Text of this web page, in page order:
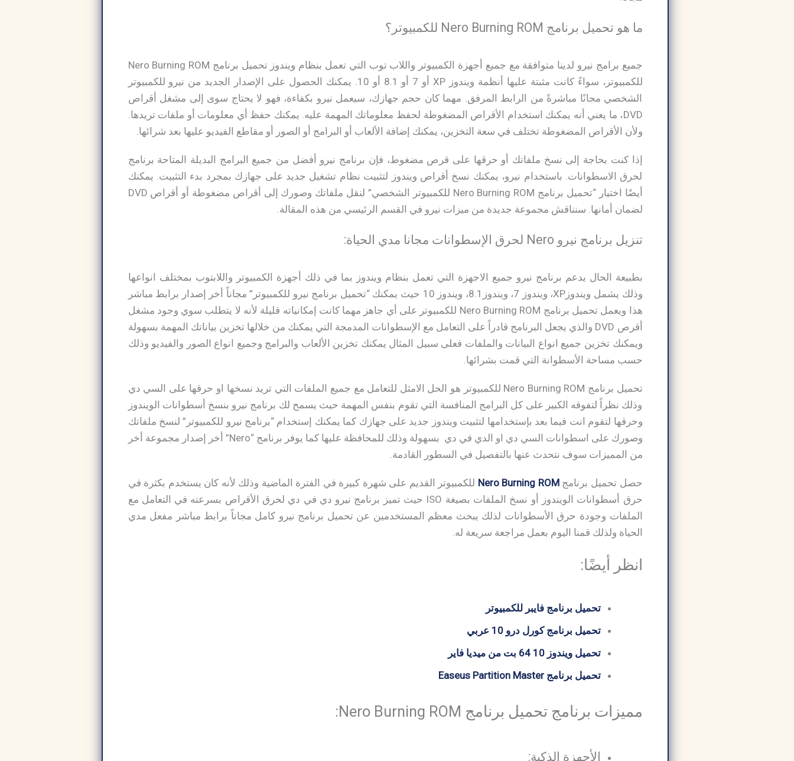
ما هو تحميل برنامج Nero Burning ROM للكمبيوتر؟
جميع برامج نيرو لدينا متوافقة مع جميع أجهزة الكمبيوتر واللاب توب التي تعمل بنظام ويندوز تحميل برنامج Nero Burning ROM
للكمبيوتر، سواءً كانت مثبتة عليها أنظمة ويندوز XP أو 7 أو 8.1 أو 10. يمكنك الحصول على الإصدار الجديد من نيرو للكمبيوتر
الشخصي مجانًا مباشرةً من الرابط المرفق. مهما كان حجم جهازك، سيعمل نيرو بكفاءة، فهو لا يحتاج سوى إلى مشغل أقراص
DVD، ما يعني أنه يمكنك استخدام الأقراص المضغوطة لحفظ معلوماتك المهمة عليه. يمكنك حفظ أي معلومات أو ملفات تريدها.
ولأن الأقراص المضغوطة تختلف في سعة التخزين، يمكنك إضافة الألعاب أو البرامج أو الصور أو مقاطع الفيديو عليها بعد شرائها.
إذا كنت بحاجة إلى نسخ ملفاتك أو حرقها على قرص مضغوط، فإن برنامج نيرو أفضل من جميع البرامج البديلة المتاحة برنامج
لحرق الاسطوانات. باستخدام نيرو، يمكنك نسخ أقراص ويندوز لتثبيت نظام تشغيل جديد على جهازك بمجرد بدء التثبيت. يمكنك
أيضًا اختيار “تحميل برنامج Nero Burning ROM للكمبيوتر الشخصي” لنقل ملفاتك وصورك إلى أقراص مضغوطة أو أقراص DVD
لضمان أمانها. سنناقش مجموعة جديدة من ميزات نيرو في القسم الرئيسي من هذه المقالة.
تنزيل برنامج نيرو Nero لحرق الإسطوانات مجانا مدي الحياة:
بطبيعة الحال يدعم برنامج نيرو جميع الاجهزة التي تعمل بنظام ويندوز بما في ذلك أجهزة الكمبيوتر واللابتوب بمختلف انواعها
وذلك يشمل ويندوزXP، ويندوز 7، ويندوز8.1، ويندوز 10 حيث يمكنك “تحميل برنامج نيرو للكمبيوتر” مجاناً أخر إصدار برابط مباشر
هذا ويعمل تحميل برنامج Nero Burning ROM للكمبيوتر على أي جاهز مهما كانت إمكانياته قليلة لأنه لا يتطلب سوي وجود مشغل
أقرص DVD والذي يجعل البرنامج قادراً على التعامل مع الإسطوانات المدمجة التي يمكنك من خلالها تخزين بياناتك المهمة بسهولة
ويمكنك تخزين جميع انواع البيانات والملفات فعلى سبيل المثال يمكنك تخزين الألعاب والبرامج وجميع انواع الصور والفيديو وذلك
حسب مساحة الأسطوانة التي قمت بشرائها.
تحميل برنامج Nero Burning ROM للكمبيوتر هو الحل الامثل للتعامل مع جميع الملفات التي تريد نسخها او حرقها على السي دي
وذلك نظراً لتفوقه الكبير على كل البرامج المنافسة التي تقوم بنفس المهمة حيث يسمح لك برنامج نيرو بنسخ أسطوانات الويندوز
وحرقها لتقوم انت فيما بعد بإستخدامها لتثبيت ويندوز جديد على جهازك كما يمكنك إستخدام “برنامج نيرو للكمبيوتر” لنسخ ملفاتك
وصورك على اسطوانات السي دي او الدي في دي بسهولة وذلك للمحافظة عليها كما يوفر برنامج “Nero” أخر إصدار مجموعة أخر
من المميزات سوف نتحدث عنها بالتفصيل في السطور القادمة.
حصل تحميل برنامجNero Burning ROM للكمبيوتر القديم على شهرة كبيرة في الفترة الماضية وذلك لأنه كان يستخدم بكثرة في
حرق أسطوانات الويندوز أو نسخ الملفات بصيغة ISO حيث تميز برنامج نيرو دي في دي لحرق الأقراص بسرعته في التعامل مع
الملفات وجودة حرق الأسطوانات لذلك يبحث معظم المستخدمين عن تحميل برنامج نيرو كامل مجاناً برابط مباشر مفعل مدي
الحياة ولذلك قمنا اليوم بعمل مراجعة سريعة له.
انظر أيضًا:
تحميل برنامج فايبر للكمبيوتر
تحميل برنامج كورل درو 10 عربي
تحميل ويندوز 10 64 بت من ميديا ​​فاير
تحميل برنامج Easeus Partition Master
مميزات برنامج تحميل برنامج Nero Burning ROM:
الأجهزة الذكية: